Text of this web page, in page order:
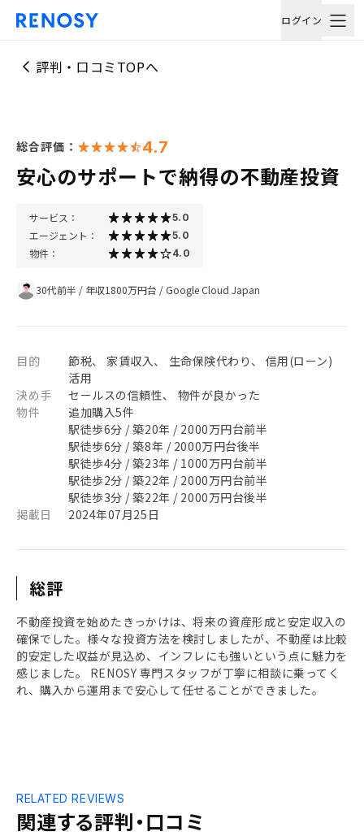
ログイン
評判・口コミTOPへ
総合評価： 4.7
安心のサポートで納得の不動産投資
サービス： 5.0
エージェント： 5.0
物件： 4.0
30代前半 / 年収1800万円台 / Google Cloud Japan
目的
節税、 家賃収入、 生命保険代わり、 信用(ローン)
活用
決め手
セールスの信頼性、 物件が良かった
物件
追加購入5件
駅徒歩6分 / 築20年 / 2000万円台前半
駅徒歩6分 / 築8年 / 2000万円台後半
駅徒歩4分 / 築23年 / 1000万円台前半
駅徒歩2分 / 築22年 / 2000万円台前半
駅徒歩3分 / 築22年 / 2000万円台後半
掲載日
2024年07月25日
総評
不動産投資を始めたきっかけは、将来の資産形成と安定収入の
確保でした。様々な投資方法を検討しましたが、不動産は比較
的安定した収益が見込め、インフレにも強いという点に魅力を
感じました。 RENOSY 専門スタッフが丁寧に相談に乗ってく
れ、購入から運用まで安心して任せることができました。
関連する評判・口コミ
RELATED REVIEWS